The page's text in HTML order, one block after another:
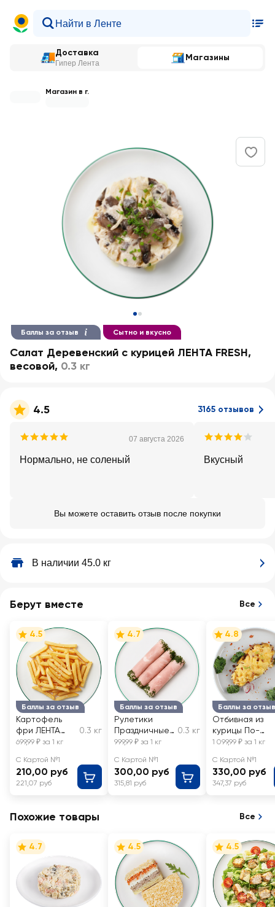
Доставка
Гипер Лента
Магазины
Магазин в г.
Баллы за отзыв Сытно и вкусно
Салат Деревенский с курицей ЛЕНТА FRESH,
весовой, 0.3 кг
4.5 3165 отзывов
07 августа 2026
Нормально, не соленый Вкусный
Вы можете оставить отзыв после покупки
В наличии 45.0 кг
Берут вместе Все
Баллы за отзыв
4.5
Картофель
фри ЛЕНТА
FRESH,
0.3 кг
699,99 ₽ за 1 кг
С Картой №1
210,00 руб
221,07 руб
Баллы за отзыв
4.7
Рулетики
Праздничные
ЛЕНТА FRESH,
0.3 кг
999,99 ₽ за 1 кг
С Картой №1
300,00 руб
315,81 руб
Баллы за отзыв
4.8
Отбивная из
курицы По-
княжески
весовая
1 099,99 ₽ за 1 кг
С Картой №1
330,00 руб
347,37 руб
Похожие товары Все
4.7 4.5 4.5